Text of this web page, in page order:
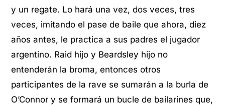
y un regate. Lo hará una vez, dos veces, tres
veces, imitando el pase de baile que ahora, diez
años antes, le practica a sus padres el jugador
argentino. Raid hijo y Beardsley hijo no
entenderán la broma, entonces otros
participantes de la rave se sumarán a la burla de
O’Connor y se formará un bucle de bailarines que,